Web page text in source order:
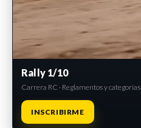
Rally 1/10
Carrera RC · Reglamentos y categorías
INSCRIBIRME